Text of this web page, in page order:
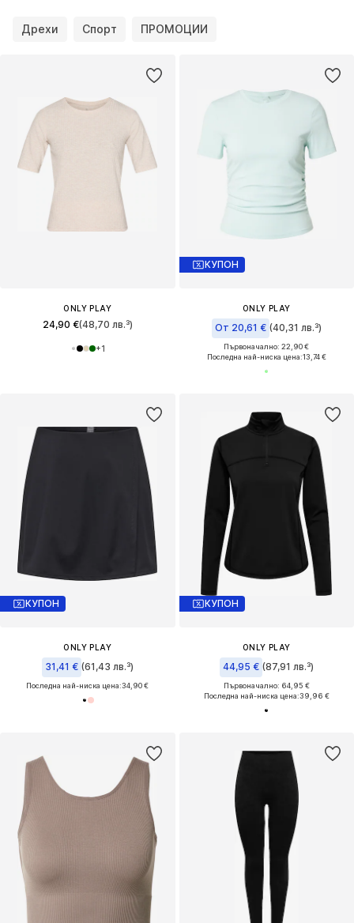
Дрехи Спорт ПРОМОЦИИ
ONLY PLAY
24,90 €(48,70 лв.³)
+1
КУПОН
ONLY PLAY
От 20,61 € (40,31 лв.³)
Първоначално: 22,90 €
Последна най-ниска цена:13,74 €
КУПОН
ONLY PLAY
31,41 € (61,43 лв.³)
Последна най-ниска цена:34,90 €
КУПОН
ONLY PLAY
44,95 € (87,91 лв.³)
Първоначално: 64,95 €
Последна най-ниска цена:39,96 €